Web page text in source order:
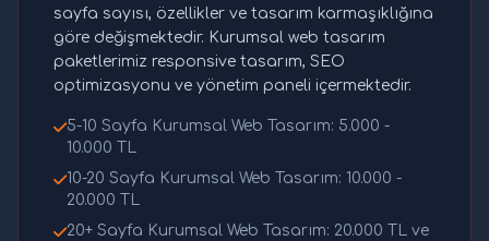
sayfa sayısı, özellikler ve tasarım karmaşıklığına
göre değişmektedir. Kurumsal web tasarım
paketlerimiz responsive tasarım, SEO
optimizasyonu ve yönetim paneli içermektedir.
5-10 Sayfa Kurumsal Web Tasarım: 5.000 -
10.000 TL
10-20 Sayfa Kurumsal Web Tasarım: 10.000 -
20.000 TL
20+ Sayfa Kurumsal Web Tasarım: 20.000 TL ve